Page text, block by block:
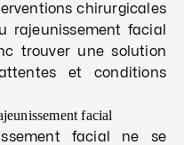
chirurgicales
rajeunissement facial
trouver une solution
et conditions
facial
facial ne se